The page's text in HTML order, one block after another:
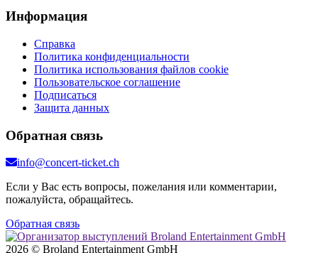
Информация
Справка
Политика конфиденциальности
Политика использования файлов cookie
Пользовательское соглашение
Подписаться
Защита данных
Обратная связь
info@concert-ticket.ch
Если у Вас есть вопросы, пожелания или комментарии,
пожалуйста, обращайтесь.
Обратная связь
2026 © Broland Entertainment GmbH